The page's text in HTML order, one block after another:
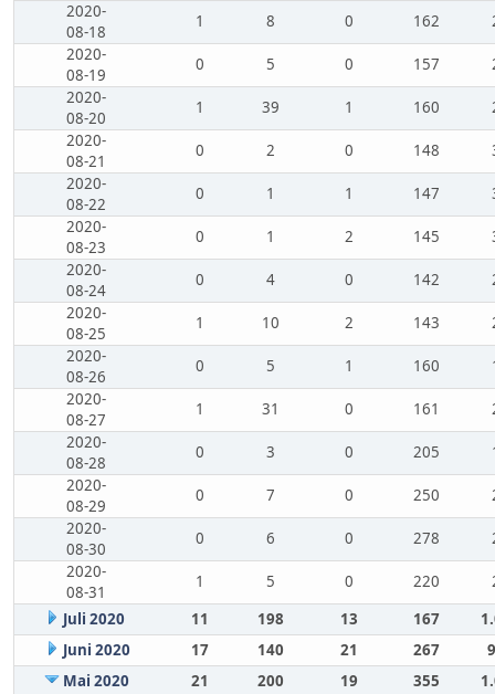
2020-
08-18
1 8 0 162
2020-
08-19
0 5 0 157
2020-
08-20
1 39 1 160
2020-
08-21
0 2 0 148
2020-
08-22
0 1 1 147
2020-
08-23
0 1 2 145
2020-
08-24
0 4 0 142
2020-
08-25
1 10 2 143
2020-
08-26
0 5 1 160
2020-
08-27
1 31 0 161
2020-
08-28
0 3 0 205
2020-
08-29
0 7 0 250
2020-
08-30
0 6 0 278
2020-
08-31
1 5 0 220
Juli 2020
11 198 13 167
Juni 2020
17 140 21 267
Mai 2020
21 200 19 355